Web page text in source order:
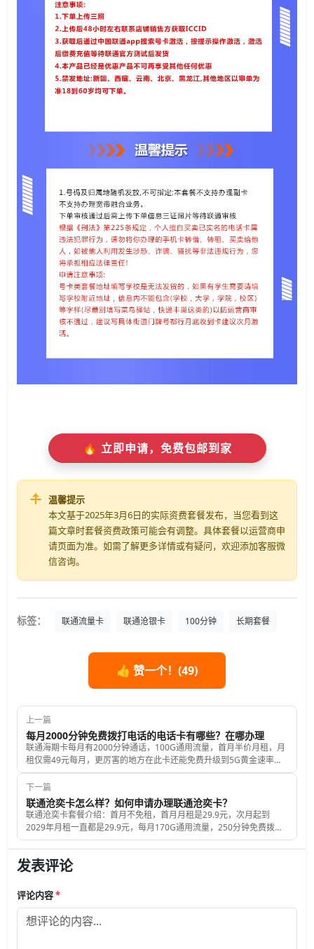
🔥 立即申请，免费包邮到家
温馨提示
本文基于2025年3月6日的实际资费套餐发布，当您看到这
篇文章时套餐资费政策可能会有调整。具体套餐以运营商申
请页面为准。如需了解更多详情或有疑问，欢迎添加客服微
信咨询。
标签： 联通流量卡 联通沧银卡 100分钟 长期套餐
👍 赞一个！(49)
上一篇
每月2000分钟免费拨打电话的电话卡有哪些？在哪办理
联通海期卡每月有2000分钟通话，100G通用流量，首月半价月租，月
租仅需49元每月，更厉害的地方在此卡还能免费升级到5G黄金速率，
非常适合经常出差的白领人士。
下一篇
联通沧奕卡怎么样？如何申请办理联通沧奕卡？
联通沧奕卡套餐介绍：首月不免租，首月月租是29.9元，次月起到
2029年月租一直都是29.9元，每月170G通用流量，250分钟免费拨打
电话时长，每月可领取视频网站会员1月，可连续领取4年，发送短信
0.1元每条，赠送来电显示，激活时必须要充值100元话费，归属地和号
码都是随机的。
发表评论
评论内容*